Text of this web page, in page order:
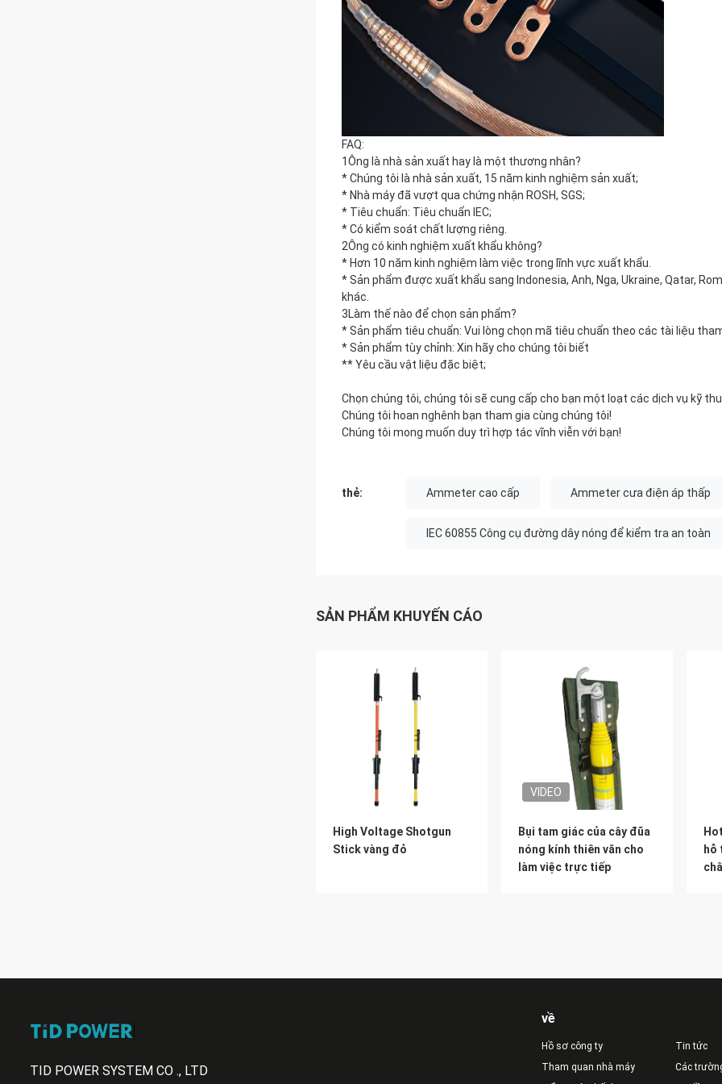
FAQ:
1Ông là nhà sản xuất hay là một thương nhân?
* Chúng tôi là nhà sản xuất, 15 năm kinh nghiệm sản xuất;
* Nhà máy đã vượt qua chứng nhận ROSH, SGS;
* Tiêu chuẩn: Tiêu chuẩn IEC;
* Có kiểm soát chất lượng riêng.
2Ông có kinh nghiệm xuất khẩu không?
* Hơn 10 năm kinh nghiệm làm việc trong lĩnh vực xuất khẩu.
* Sản phẩm được xuất khẩu sang Indonesia, Anh, Nga, Ukraine, Qatar,
khác.
3Làm thế nào để chọn sản phẩm?
* Sản phẩm tiêu chuẩn: Vui lòng chọn mã tiêu chuẩn theo các tài liệu
* Sản phẩm tùy chỉnh: Xin hãy cho chúng tôi biết
** Yêu cầu vật liệu đặc biệt;
Chọn chúng tôi, chúng tôi sẽ cung cấp cho bạn một loạt các dịch vụ kỹ
Chúng tôi hoan nghênh bạn tham gia cùng chúng tôi!
Chúng tôi mong muốn duy trì hợp tác vĩnh viễn với bạn!
thẻ: Ammeter cao cấp Ammeter cưa điện áp thấp
IEC 60855 Công cụ đường dây nóng để kiểm tra an toàn
SẢN PHẨM KHUYẾN CÁO
High Voltage Shotgun
Stick vàng đỏ
VIDEO
Bụi tam giác của cây đũa
nóng kính thiên văn cho
làm việc trực tiếp
hỗ
TID POWER SYSTEM CO ., LTD
về
Hồ sơ công ty
Tham quan nhà máy
Tin tức
Các